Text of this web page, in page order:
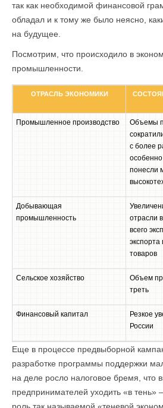
так как необходимой финансовой
обладал и к тому же было неясно,
на будущее.
Посмотрим, что происходило в
промышленности.
ОТРАСЛЬ ЭКОНОМИКИ
Промышленное производство
Объемы
с более
понесли
Добывающая
промышленность
отрасли
всего
экспорта
товаров
Сельское хозяйство
Объем
треть
Финансовый капитал
Резкое
России
Еще в процессе предвыборной
разработке программы поддержки
на деле росло налоговое бремя, что
предпринимателей уходить «в тень»